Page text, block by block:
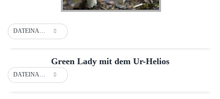
Green Lady mit dem Ur-Helios